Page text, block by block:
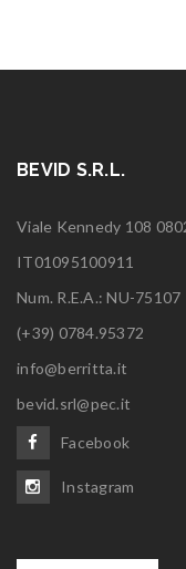
BEVID S.R.L.
Viale Kennedy 108
IT01095100911
Num. R.E.A.: NU-75107
(+39) 0784.95372
info@berritta.it
bevid.srl@pec.it
Facebook
Instagram